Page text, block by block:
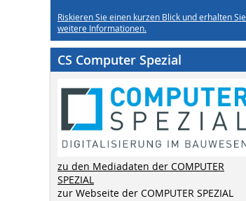
Riskieren Sie einen kurzen Blick und erhalten Sie
weitere Informationen.
CS Computer Spezial
zu den Mediadaten der COMPUTER
SPEZIAL
zur Webseite der COMPUTER SPEZIAL